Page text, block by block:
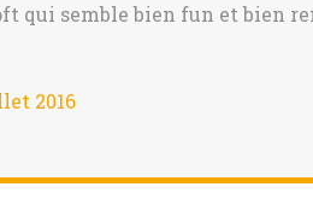
qui semble bien fun et bien
2016